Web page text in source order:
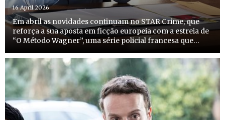
16 April 2026
Em abril as novidades continuam no STAR Crime, que
reforça a sua aposta em ficção europeia com a estreia de
“O Método Wagner”, uma série policial francesa que
com emissão todas as terças-feiras à mesma hora.